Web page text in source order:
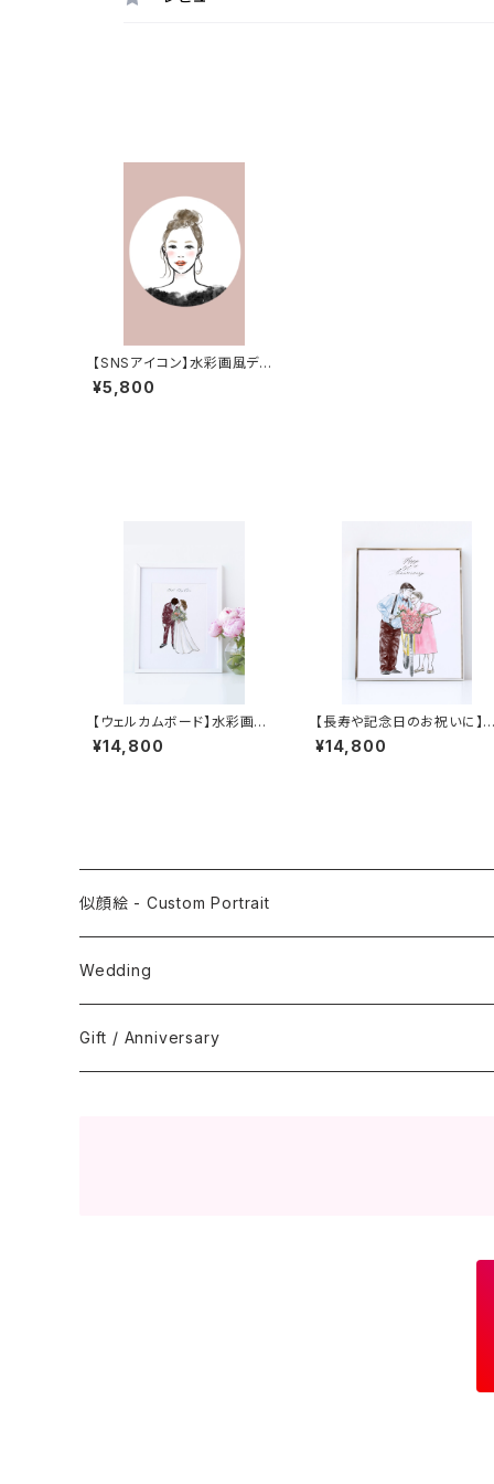
【SNSアイコン】水彩画風デジ
タル似顔絵イラスト | 水彩画
風似顔絵アイコン | アイコン
¥5,800
【ウェルカムボード】水彩画風
似顔絵イラスト | 贈り物用イ
ラスト | 結婚祝いのプレゼント
¥14,800
【長寿や記念日のお祝いに】
彩画風デジタル似顔絵イラス
ト | 結婚記念日 | 還暦 | 金婚
¥14,800
似顔絵 - Custom Portrait
Wedding
Gift / Anniversary